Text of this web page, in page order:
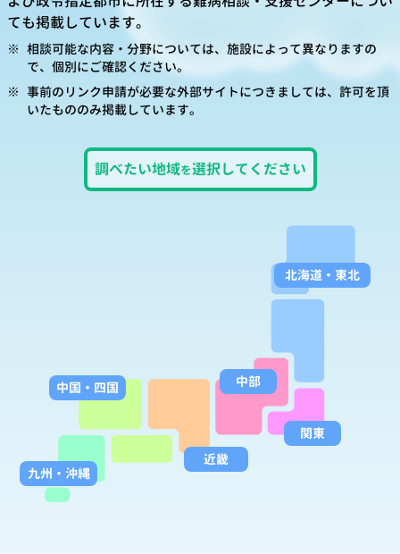
ても掲載しています。
※ 相談可能な内容・分野については、施設によって異なりますの
で、個別にご確認ください。
※ 事前のリンク申請が必要な外部サイトにつきましては、許可を頂
いたもののみ掲載しています。
調べたい地域を選択して ください
北海道・ 東北
関東
中部
近畿
中国 ・ 四国
九州 ・ 沖縄